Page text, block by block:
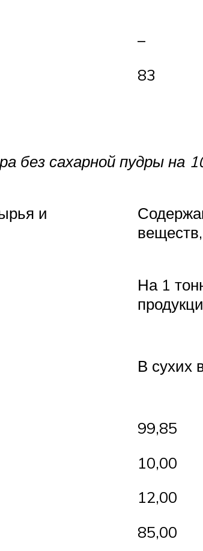
–
83
без сахарной пудры на
и
На 1
В сухих
99,85
10,00
12,00
85,00